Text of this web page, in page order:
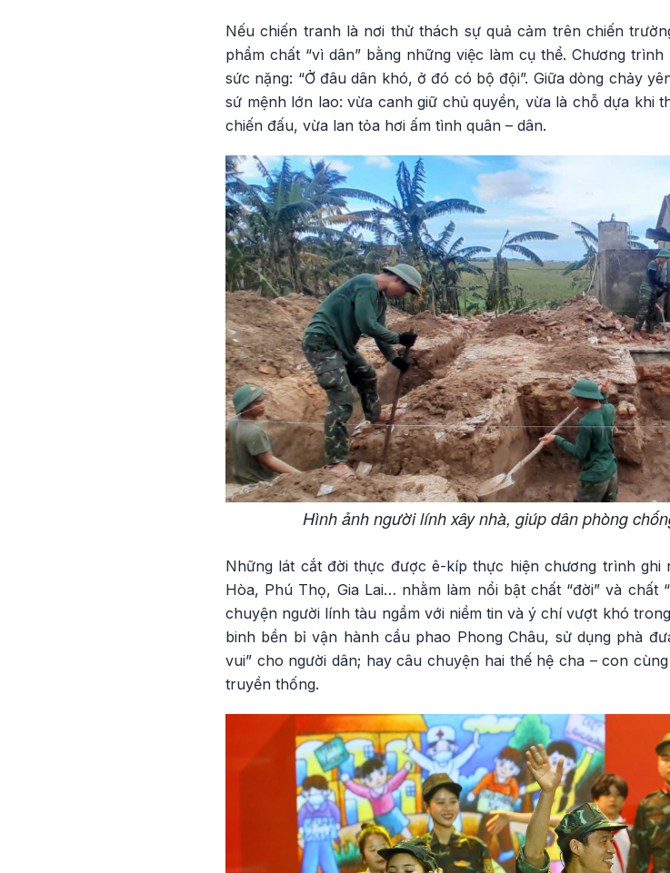
Nếu chiến tranh là nơi thử thách sự quả cảm trên chiến
phẩm chất “vì dân” bằng những việc làm cụ thể. Chương
sức nặng: “Ở đâu dân khó, ở đó có bộ đội”. Giữa dòng chảy
sứ mệnh lớn lao: vừa canh giữ chủ quyền, vừa là chỗ dựa khi
chiến đấu, vừa lan tỏa hơi ấm tình quân – dân.
Hình ảnh người lính xây nhà, giúp dân phòng
Những lát cắt đời thực được ê-kíp thực hiện chương trình
Hòa, Phú Thọ, Gia Lai… nhằm làm nổi bật chất “đời” và
chuyện người lính tàu ngầm với niềm tin và ý chí vượt khó
binh bền bỉ vận hành cầu phao Phong Châu, sử dụng phà
vui” cho người dân; hay câu chuyện hai thế hệ cha – con
truyền thống.